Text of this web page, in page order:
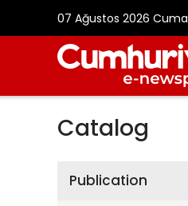
07 Ağustos 2026 Cuma
Catalog
Publication